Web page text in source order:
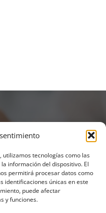
tecnologías como las
información del dispositivo. El
permitirá procesar datos como
identificaciones únicas en este
puede afectar
y funciones.
of our team will